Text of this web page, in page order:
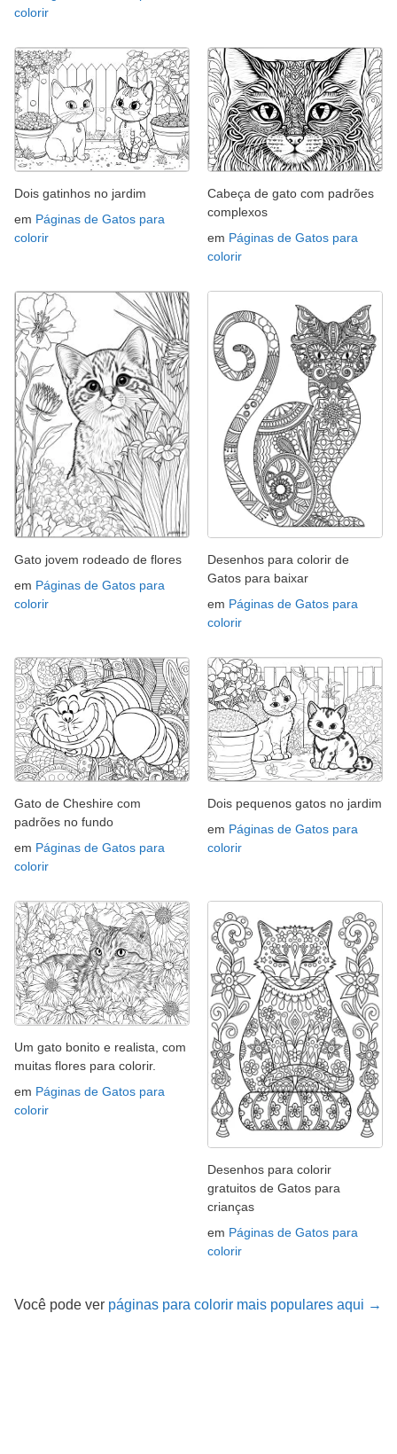
colorir
Dois gatinhos no jardim
em Páginas de Gatos para
colorir
Cabeça de gato com padrões
complexos
em Páginas de Gatos para
colorir
Gato jovem rodeado de flores
em Páginas de Gatos para
colorir
Desenhos para colorir de
Gatos para baixar
em Páginas de Gatos para
colorir
Gato de Cheshire com
padrões no fundo
em Páginas de Gatos para
colorir
Dois pequenos gatos no jardim
em Páginas de Gatos para
colorir
Um gato bonito e realista, com
muitas flores para colorir.
em Páginas de Gatos para
colorir
Desenhos para colorir
gratuitos de Gatos para
crianças
em Páginas de Gatos para
colorir
Você pode ver páginas para colorir mais populares aqui →